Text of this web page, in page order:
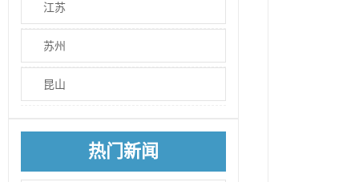
江苏
苏州
昆山
热门新闻